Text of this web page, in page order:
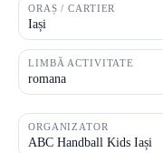
ORAȘ / CARTIER
Iași
LIMBĂ ACTIVITATE
romana
ORGANIZATOR
ABC Handball Kids Iași